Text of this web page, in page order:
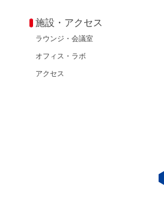
施設・アクセス
ラウンジ・会議室
オフィス・ラボ
アクセス